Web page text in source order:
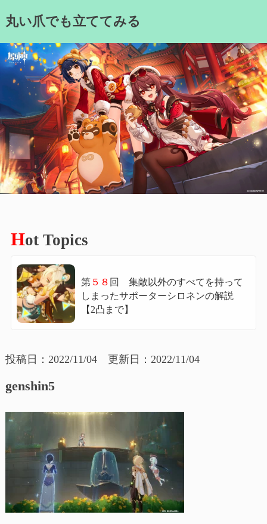
to丸い爪でも立ててみる
Hot Topics
第５８ 回 集敵以外のすべてを持って
しまったサポーターシロネンの解説
【2凸まで】
投稿日：2022/11/04 更新日：2022/11/04
genshin5